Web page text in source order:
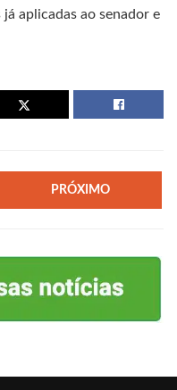
aplicadas ao senador e
PRÓXIMO